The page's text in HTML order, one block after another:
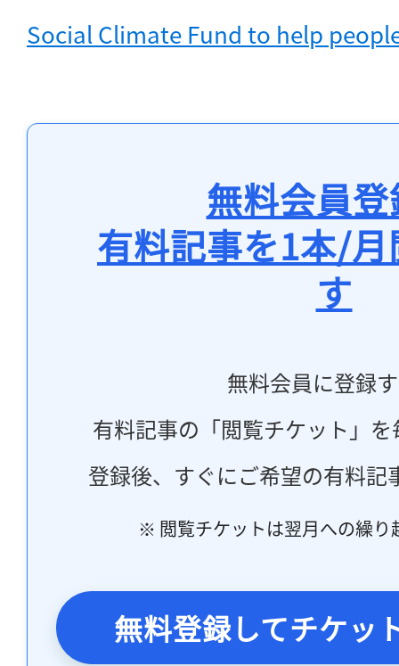
Social Climate Fund to help
無料会員
有料記事を1本/
す
無料会員に登録
有料記事の「閲覧チケット」
登録後、すぐにご希望の有料記
※ 閲覧チケットは翌月への繰り
無料登録してチケッ